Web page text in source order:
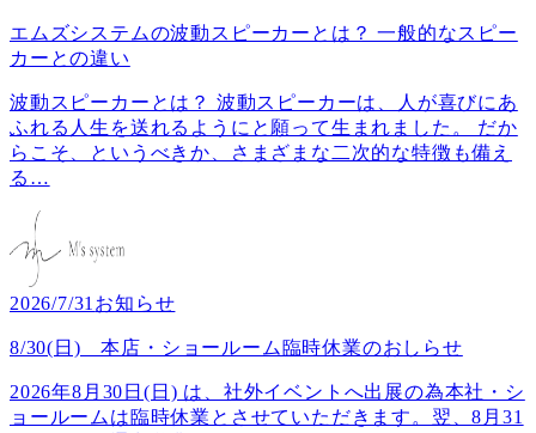
エムズシステムの波動スピーカーとは？ 一般的なスピー
カーとの違い
波動スピーカーとは？ 波動スピーカーは、人が喜びにあ
ふれる人生を送れるようにと願って生まれました。 だか
らこそ、というべきか、さまざまな二次的な特徴も備え
る …
2026/7/31 お知らせ
8/30(日) 本店・ショールーム臨時休業のおしらせ
2026年8月30日(日) は、社外イベントへ出展の為本社・シ
ョールームは臨時休業とさせていただきます。翌、8月31